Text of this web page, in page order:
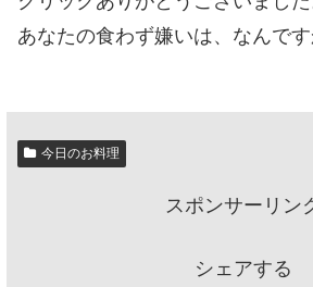
あなたの食わず嫌いは、なんです
今日のお料理
スポンサーリン
シェアする